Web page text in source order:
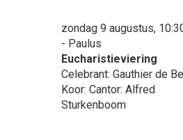
zondag 9 augustus,
- Paulus
Eucharistieviering
Celebrant: Gauthier de
Koor: Cantor: Alfred
Sturkenboom